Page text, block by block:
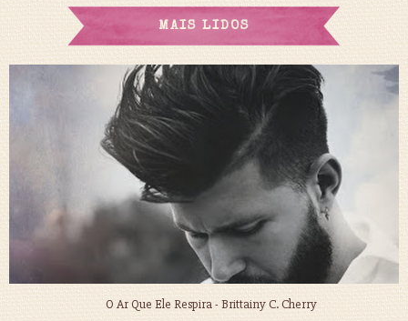
MAIS LIDOS
O Ar Que Ele Respira - Brittainy C. Cherry